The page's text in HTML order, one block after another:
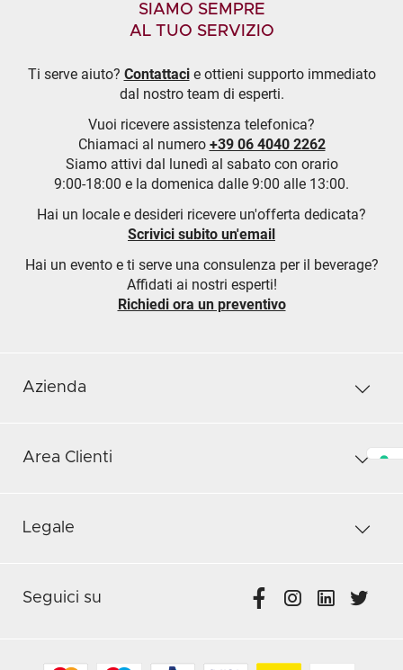
SIAMO SEMPRE
AL TUO SERVIZIO
Ti serve aiuto? Contattacie ottieni supporto immediato
dal nostro team di esperti.
Vuoi ricevere assistenza telefonica?
Chiamaci al numero +39 06 4040 2262
Siamo attivi dal lunedì al sabato con orario
9:00-18:00 e la domenica dalle 9:00 alle 13:00.
Hai un locale e desideri ricevere un'offerta dedicata?
Scrivici subito un'email
Hai un evento e ti serve una consulenza per il beverage?
Affidati ai nostri esperti!
Richiedi ora un preventivo
Azienda
Area Clienti
Legale
Seguici su